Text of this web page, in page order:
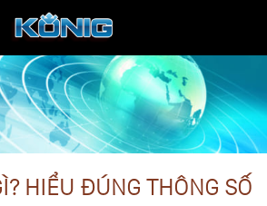
HIỂU ĐÚNG THÔNG SỐ